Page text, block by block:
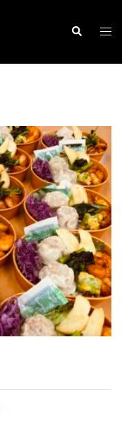
検
ト
ュ
ー